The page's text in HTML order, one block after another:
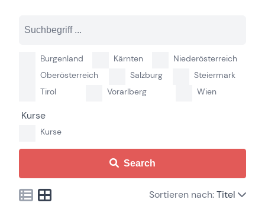
Burgenland Kärnten
Niederösterreich
Oberösterreich
Salzburg
Steiermark
Tirol
Vorarlberg Wien
Kurse
Kurse
Search
Sortieren nach:Titel